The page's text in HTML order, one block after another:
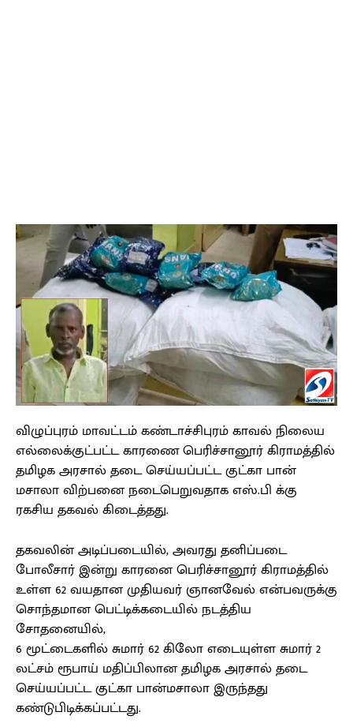
விழுப்புரம் மாவட்டம் கண்டாச்சிபுரம் காவல் நிலைய
எல்லைக்குட்பட்ட காரணை பெரிச்சானூர் கிராமத்தில்
தமிழக அரசால் தடை செய்யப்பட்ட குட்கா பான்
மசாலா விற்பனை நடைபெறுவதாக எஸ்.பி க்கு
ரகசிய தகவல் கிடைத்தது.
தகவலின் அடிப்படையில், அவரது தனிப்படை
போலீசார் இன்று காரனை பெரிச்சானூர் கிராமத்தில்
உள்ள 62 வயதான முதியவர் ஞானவேல் என்பவருக்கு
சொந்தமான பெட்டிக்கடையில் நடத்திய
சோதனையில்,
6 மூட்டைகளில் சுமார் 62 கிலோ எடையுள்ள சுமார் 2
லட்சம் ரூபாய் மதிப்பிலான தமிழக அரசால் தடை
செய்யப்பட்ட குட்கா பான்மசாலா இருந்தது
கண்டுபிடிக்கப்பட்டது.